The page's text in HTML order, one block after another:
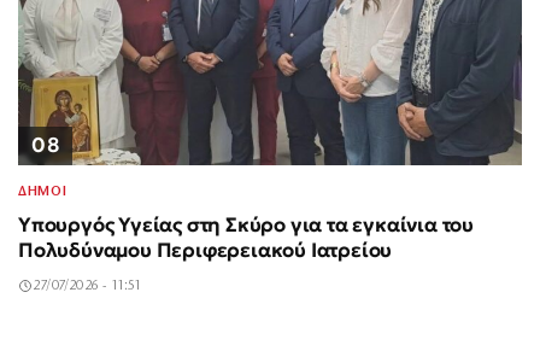
08
ΔΗΜΟΙ
Υπουργός Υγείας στη Σκύρο για τα εγκαίνια του
Πολυδύναμου Περιφερειακού Ιατρείου
27/07/2026 - 11:51